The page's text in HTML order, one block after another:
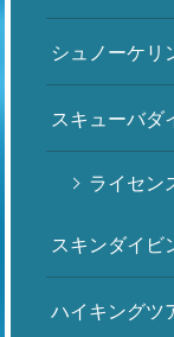
シュノーケリ
スキューバダ
ライセン
スキンダイビ
ハイキングツ